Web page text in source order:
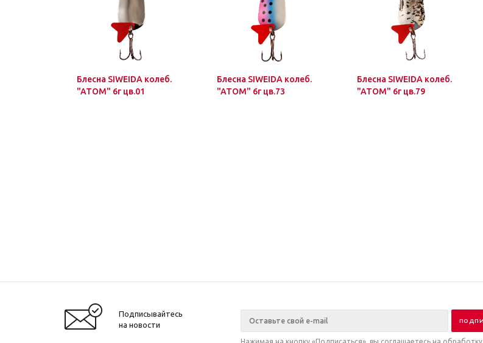
Блесна SIWEIDA колеб.
"ATOM" 6г цв.01
Блесна SIWEIDA колеб.
"ATOM" 6г цв.73
Блесна SIWEIDA колеб.
"ATOM" 6г цв.79
Подписывайтесь
на новости